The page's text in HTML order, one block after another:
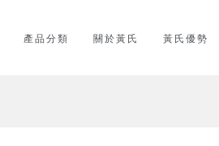
產品分類 關於黃氏 黃氏優勢